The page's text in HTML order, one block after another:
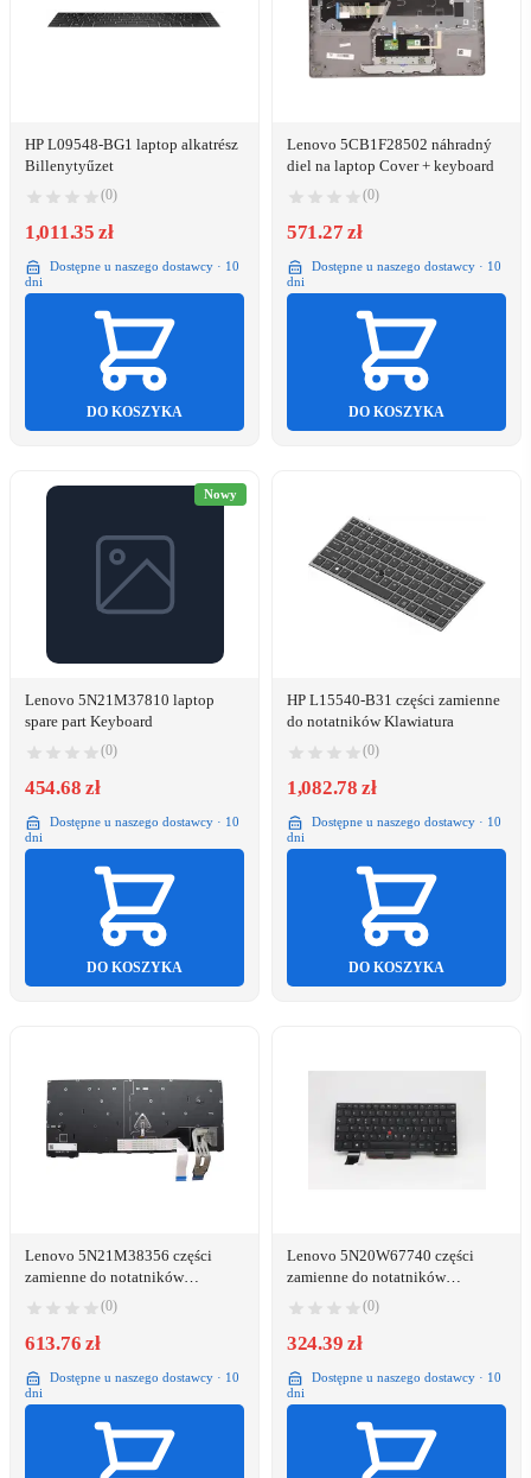
HP L09548-BG1 laptop alkatrész
Billenytyűzet
(0)
1,011.35 zł
Dostępne u naszego dostawcy · 10
dni
DO KOSZYKA
Lenovo 5CB1F28502 náhradný
diel na laptop Cover + keyboard
(0)
571.27 zł
Dostępne u naszego dostawcy · 10
dni
DO KOSZYKA
Nowy
Lenovo 5N21M37810 laptop
spare part Keyboard
(0)
454.68 zł
Dostępne u naszego dostawcy · 10
dni
DO KOSZYKA
HP L15540-B31 części zamienne
do notatników Klawiatura
(0)
1,082.78 zł
Dostępne u naszego dostawcy · 10
dni
DO KOSZYKA
Lenovo 5N21M38356 części
zamienne do notatników
(0)
613.76 zł
Dostępne u naszego dostawcy · 10
dni
Lenovo 5N20W67740 części
zamienne do notatników
(0)
324.39 zł
Dostępne u naszego dostawcy · 10
dni